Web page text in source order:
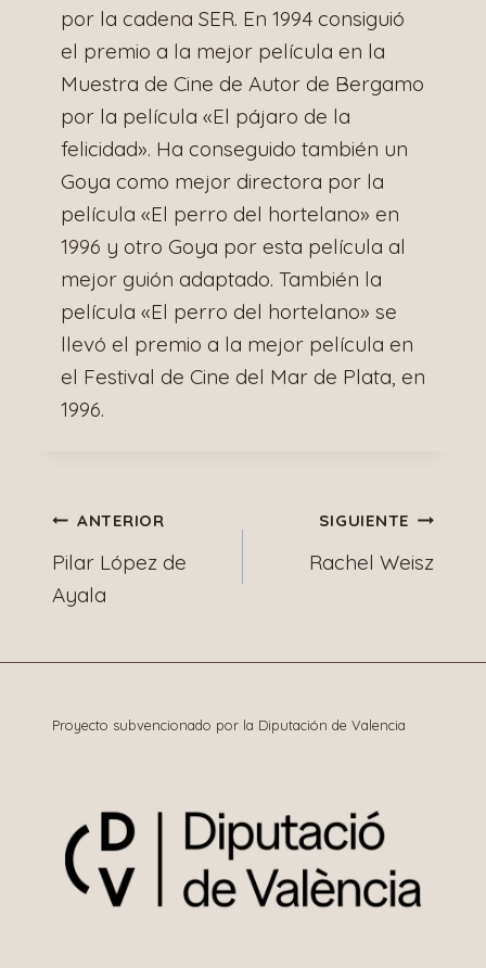
por la cadena SER. En 1994 consiguió
el premio a la mejor película en la
Muestra de Cine de Autor de Bergamo
por la película «El pájaro de la
felicidad». Ha conseguido también un
Goya como mejor directora por la
película «El perro del hortelano» en
1996 y otro Goya por esta película al
mejor guión adaptado. También la
película «El perro del hortelano» se
llevó el premio a la mejor película en
el Festival de Cine del Mar de Plata, en
1996.
Navegación
de
ANTERIOR
Pilar López de
Ayala
SIGUIENTE
Rachel Weisz
Proyecto subvencionado por la Diputación de Valencia